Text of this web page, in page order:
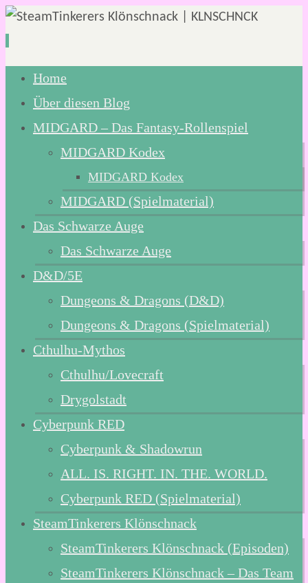
Zum
Inhalt
springen
Home
Über diesen Blog
MIDGARD – Das Fantasy-Rollenspiel
MIDGARD Kodex
MIDGARD Kodex
MIDGARD (Spielmaterial)
Das Schwarze Auge
Das Schwarze Auge
D&D/5E
Dungeons & Dragons (D&D)
Dungeons & Dragons (Spielmaterial)
Cthulhu-Mythos
Cthulhu/Lovecraft
Drygolstadt
Cyberpunk RED
Cyberpunk & Shadowrun
ALL. IS. RIGHT. IN. THE. WORLD.
Cyberpunk RED (Spielmaterial)
SteamTinkerers Klönschnack
SteamTinkerers Klönschnack (Episoden)
SteamTinkerers Klönschnack – Das Team